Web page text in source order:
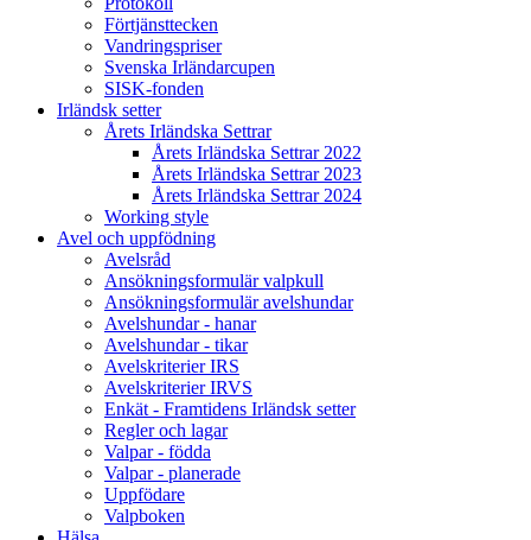
Förtjänsttecken
Vandringspriser
Svenska Irländarcupen
SISK-fonden
Irländsk setter
Årets Irländska Settrar
Årets Irländska Settrar 2022
Årets Irländska Settrar 2023
Årets Irländska Settrar 2024
Working style
Avel och uppfödning
Avelsråd
Ansökningsformulär valpkull
Ansökningsformulär avelshundar
Avelshundar - hanar
Avelshundar - tikar
Avelskriterier IRS
Avelskriterier IRVS
Enkät - Framtidens Irländsk setter
Regler och lagar
Valpar - födda
Valpar - planerade
Uppfödare
Valpboken